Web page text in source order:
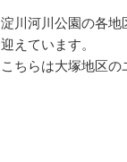
淀川河川公園の各地
迎えています。
こちらは大塚地区の